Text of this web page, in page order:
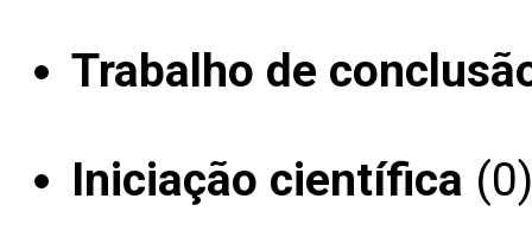
Trabalho de
Iniciação científica (0)